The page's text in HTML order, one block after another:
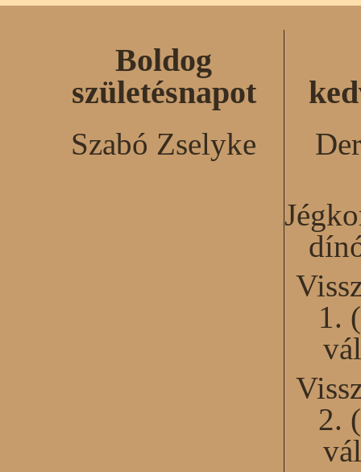
Boldog
születésnapot
Szabó Zselyke
1.
2.